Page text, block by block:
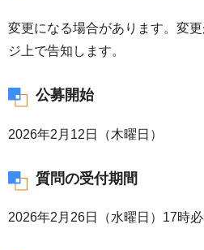
変更になる場合があります。変
ジ上で告知します。
公募開始
2026年2月12日（木曜日）
質問の受付期間
2026年2月26日（水曜日）17時